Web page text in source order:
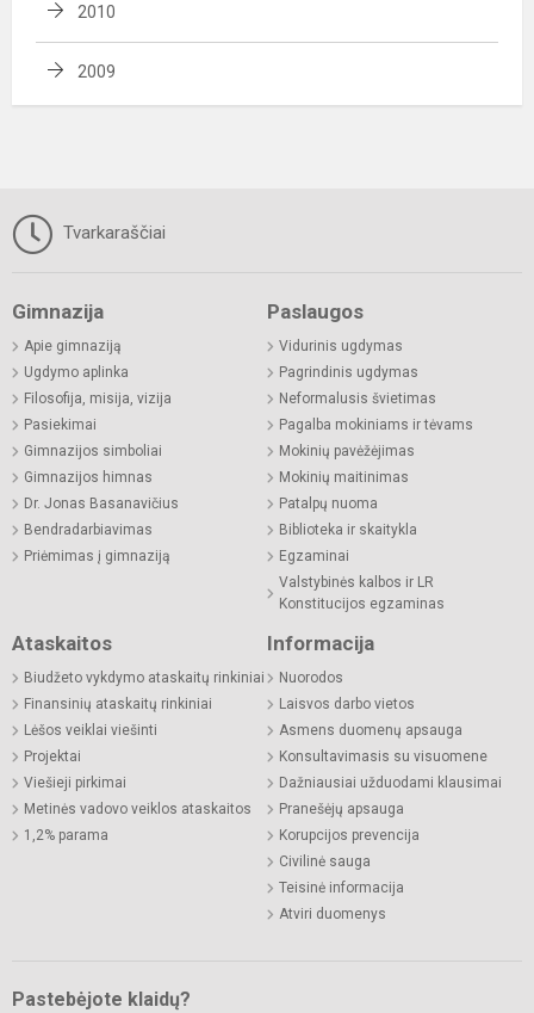
2010
2009
Tvarkaraščiai
Gimnazija
Apie gimnaziją
Ugdymo aplinka
Filosofija, misija, vizija
Pasiekimai
Gimnazijos simboliai
Gimnazijos himnas
Dr. Jonas Basanavičius
Bendradarbiavimas
Priėmimas į gimnaziją
Paslaugos
Vidurinis ugdymas
Pagrindinis ugdymas
Neformalusis švietimas
Pagalba mokiniams ir tėvams
Mokinių pavėžėjimas
Mokinių maitinimas
Patalpų nuoma
Biblioteka ir skaitykla
Egzaminai
Valstybinės kalbos ir LR
Konstitucijos egzaminas
Ataskaitos
Biudžeto vykdymo ataskaitų rinkiniai
Finansinių ataskaitų rinkiniai
Lėšos veiklai viešinti
Projektai
Viešieji pirkimai
Metinės vadovo veiklos ataskaitos
1,2% parama
Informacija
Nuorodos
Laisvos darbo vietos
Asmens duomenų apsauga
Konsultavimasis su visuomene
Dažniausiai užduodami klausimai
Pranešėjų apsauga
Korupcijos prevencija
Civilinė sauga
Teisinė informacija
Atviri duomenys
Pastebėjote klaidų?